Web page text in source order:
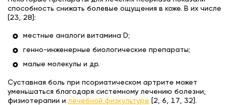
способность снижать болевые ощущения в коже. В их числе
[23, 28]:
местные аналоги витамина D;
генно-инженерные биологические препараты;
малые молекулы и др.
Суставная боль при псориатическом артрите может
уменьшаться благодаря системному лечению болезни,
физиотерапии и лечебной физкультуре [2, 6, 17, 32].